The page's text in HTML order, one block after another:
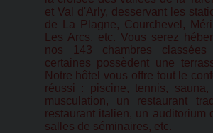
et Val d'Arly, desservant les
de La Plagne, Courchevel,
Les Arcs, etc. Vous serez
nos 143 chambres
certaines possèdent une
Notre hôtel vous offre tout le
réussi : piscine, tennis,
musculation, un restaurant
restaurant italien, un auditorium
salles de séminaires, etc.